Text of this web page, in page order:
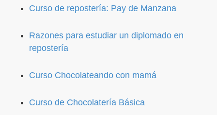
Curso de repostería: Pay de Manzana
Razones para estudiar un diplomado en
repostería
Curso Chocolateando con mamá
Curso de Chocolatería Básica